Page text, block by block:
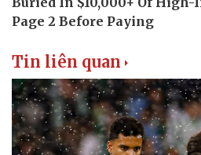
Thể thao
Bóng đá
Thế giới thể thao
eSports
Hậu trường
Ô
Tin liên quan